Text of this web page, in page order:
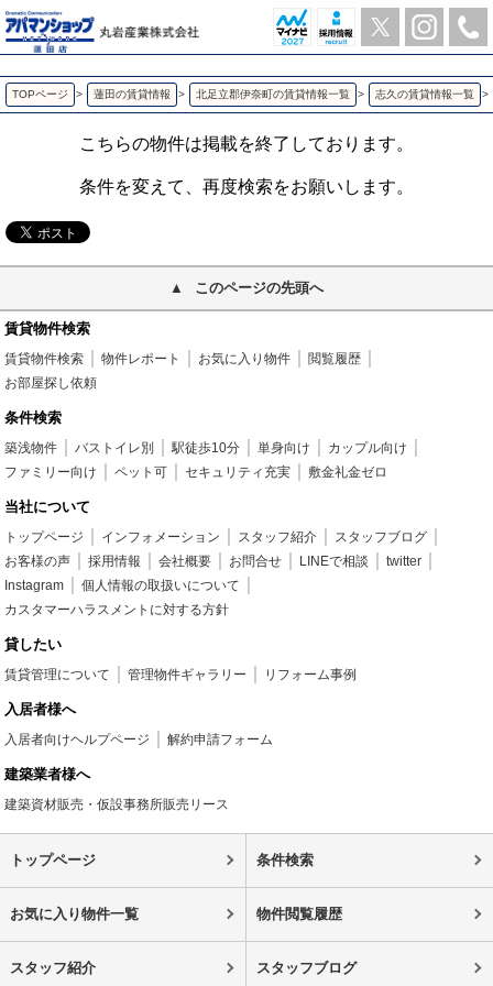
レオパレスグレープヒルＢ 志久の1K賃貸アパート | アパマンショップ蓮田店-丸岩産業株式会社-
TOPページ > 蓮田の賃貸情報 > 北足立郡伊奈町の賃貸情報一覧 > 志久の賃貸情報一覧 >
こちらの物件は掲載を終了しております。
条件を変えて、再度検索をお願いします。
このページの先頭へ
賃貸物件検索
賃貸物件検索 物件レポート お気に入り物件
閲覧履歴
お部屋探し依頼
条件検索
築浅物件 バストイレ別 駅徒歩10分 単身向け
カップル向け
ファミリー向け
ペット可 セキュリティ充実 敷金礼金ゼロ
当社について
トップページ インフォメーション スタッフ紹介
スタッフブログ
お客様の声
採用情報 会社概要 お問合せ LINEで相談
twitter
Instagram
個人情報の取扱いについて
カスタマーハラスメントに対する方針
貸したい
賃貸管理について 管理物件ギャラリー リフォーム事例
入居者様へ
入居者向けヘルプページ 解約申請フォーム
建築業者様へ
建築資材販売・仮設事務所販売リース
トップページ 条件検索
お気に入り物件一覧 物件閲覧履歴
スタッフ紹介 スタッフブログ